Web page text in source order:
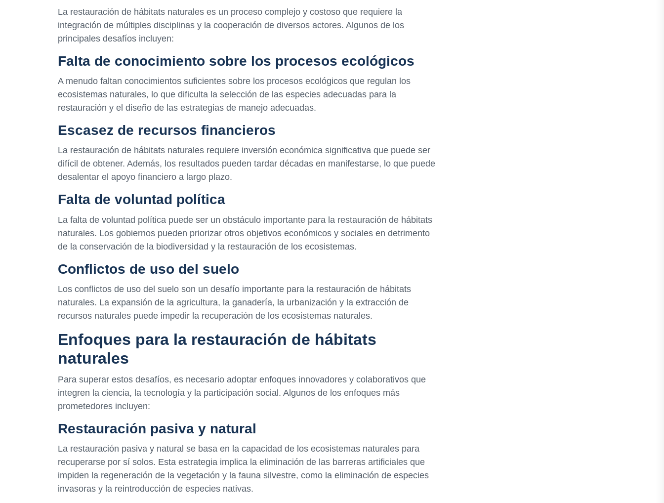
La restauración de hábitats naturales es un proceso complejo y costoso que requiere la
integración de múltiples disciplinas y la cooperación de diversos actores. Algunos de los
principales desafíos incluyen:
Falta de conocimiento sobre los procesos ecológicos
A menudo faltan conocimientos suficientes sobre los procesos ecológicos que regulan los
ecosistemas naturales, lo que dificulta la selección de las especies adecuadas para la
restauración y el diseño de las estrategias de manejo adecuadas.
Escasez de recursos financieros
La restauración de hábitats naturales requiere inversión económica significativa que puede ser
difícil de obtener. Además, los resultados pueden tardar décadas en manifestarse, lo que puede
desalentar el apoyo financiero a largo plazo.
Falta de voluntad política
La falta de voluntad política puede ser un obstáculo importante para la restauración de hábitats
naturales. Los gobiernos pueden priorizar otros objetivos económicos y sociales en detrimento
de la conservación de la biodiversidad y la restauración de los ecosistemas.
Conflictos de uso del suelo
Los conflictos de uso del suelo son un desafío importante para la restauración de hábitats
naturales. La expansión de la agricultura, la ganadería, la urbanización y la extracción de
recursos naturales puede impedir la recuperación de los ecosistemas naturales.
Enfoques para la restauración de hábitats
naturales
Para superar estos desafíos, es necesario adoptar enfoques innovadores y colaborativos que
integren la ciencia, la tecnología y la participación social. Algunos de los enfoques más
prometedores incluyen:
Restauración pasiva y natural
La restauración pasiva y natural se basa en la capacidad de los ecosistemas naturales para
recuperarse por sí solos. Esta estrategia implica la eliminación de las barreras artificiales que
impiden la regeneración de la vegetación y la fauna silvestre, como la eliminación de especies
invasoras y la reintroducción de especies nativas.